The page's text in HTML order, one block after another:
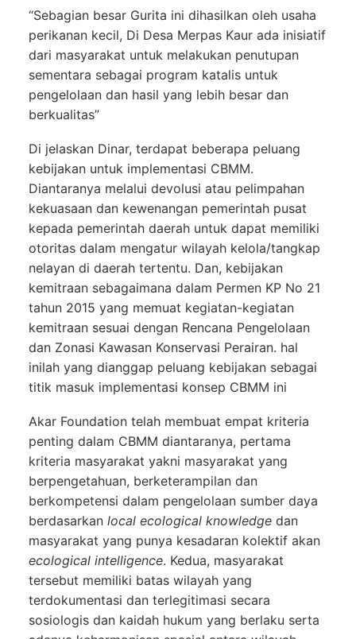
“Sebagian besar Gurita ini dihasilkan oleh usaha
perikanan kecil, Di Desa Merpas Kaur ada inisiatif
dari masyarakat untuk melakukan penutupan
sementara sebagai program katalis untuk
pengelolaan dan hasil yang lebih besar dan
berkualitas”
Di jelaskan Dinar, terdapat beberapa peluang
kebijakan untuk implementasi CBMM.
Diantaranya melalui devolusi atau pelimpahan
kekuasaan dan kewenangan pemerintah pusat
kepada pemerintah daerah untuk dapat memiliki
otoritas dalam mengatur wilayah kelola/tangkap
nelayan di daerah tertentu. Dan, kebijakan
kemitraan sebagaimana dalam Permen KP No 21
tahun 2015 yang memuat kegiatan-kegiatan
kemitraan sesuai dengan Rencana Pengelolaan
dan Zonasi Kawasan Konservasi Perairan. hal
inilah yang dianggap peluang kebijakan sebagai
titik masuk implementasi konsep CBMM ini
Akar Foundation telah membuat empat kriteria
penting dalam CBMM diantaranya, pertama
kriteria masyarakat yakni masyarakat yang
berpengetahuan, berketerampilan dan
berkompetensi dalam pengelolaan sumber daya
berdasarkan local ecological knowledge dan
masyarakat yang punya kesadaran kolektif akan
ecological intelligence. Kedua, masyarakat
tersebut memiliki batas wilayah yang
terdokumentasi dan terlegitimasi secara
sosiologis dan kaidah hukum yang berlaku serta